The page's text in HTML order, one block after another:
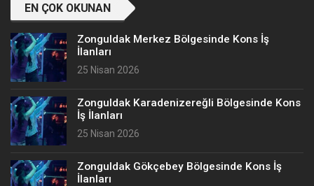
EN ÇOK OKUNAN
Zonguldak Merkez Bölgesinde Kons İş
İlanları
25 Nisan 2026
Zonguldak Karadenizereğli Bölgesinde Kons
İş İlanları
25 Nisan 2026
Zonguldak Gökçebey Bölgesinde Kons İş
İlanları